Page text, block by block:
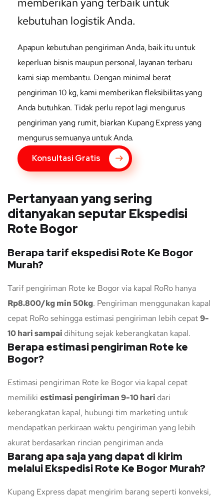
memberikan yang terbaik untuk
kebutuhan logistik Anda.
Apapun kebutuhan pengiriman Anda, baik itu untuk
keperluan bisnis maupun personal, layanan terbaru
kami siap membantu. Dengan minimal berat
pengiriman 10 kg, kami memberikan fleksibilitas yang
Anda butuhkan. Tidak perlu repot lagi mengurus
pengiriman yang rumit, biarkan Kupang Express yang
mengurus semuanya untuk Anda.
Konsultasi Gratis
Pertanyaan yang sering
ditanyakan seputar Ekspedisi
Rote Bogor
Berapa tarif ekspedisi Rote Ke Bogor
Murah?
Tarif pengiriman Rote ke Bogor via kapal RoRo hanya
Rp8.800/kg min 50kg. Pengiriman menggunakan kapal
cepat RoRo sehingga estimasi pengiriman lebih cepat9-
10 hari sampai dihitung sejak keberangkatan kapal.
Berapa estimasi pengiriman Rote ke
Bogor?
Estimasi pengiriman Rote ke Bogor via kapal cepat
memiliki estimasi pengiriman 9-10 hari dari
keberangkatan kapal, hubungi tim marketing untuk
mendapatkan perkiraan waktu pengiriman yang lebih
akurat berdasarkan rincian pengiriman anda
Barang apa saja yang dapat di kirim
melalui Ekspedisi Rote Ke Bogor Murah?
Kupang Express dapat mengirim barang seperti konveksi,